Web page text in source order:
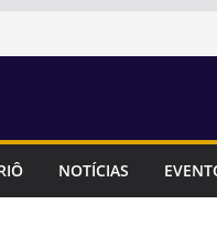
NOTÍCIAS